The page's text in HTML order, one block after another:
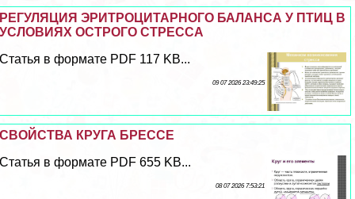
РЕГУЛЯЦИЯ ЭРИТРОЦИТАРНОГО БАЛАНСА У ПТИЦ В
УСЛОВИЯХ ОСТРОГО СТРЕССА
Статья в формате PDF 117 KB...
09 07 2026 23:49:25
СВОЙСТВА КРУГА БРЕССЕ
Статья в формате PDF 655 KB...
08 07 2026 7:53:21